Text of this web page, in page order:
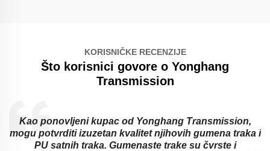
KORISNIČKE RECENZIJE
Što korisnici govore o Yonghang
Transmission
Kao ponovljeni kupac od Yonghang Transmission,
mogu potvrditi izuzetan kvalitet njihovih gumena traka i
PU satnih traka. Gumenaste trake su čvrste i